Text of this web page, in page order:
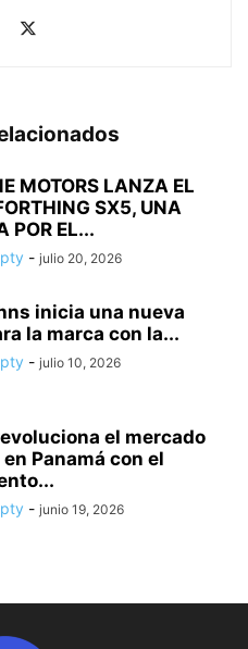
MOTORS LANZA EL
SX5, UNA
POR EL...
- julio 20, 2026
inicia una nueva
la marca con la...
- julio 10, 2026
el mercado
en Panamá con el
- junio 19, 2026